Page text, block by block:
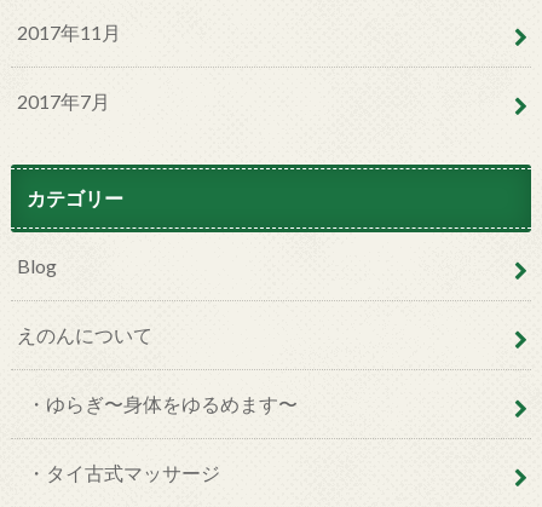
2017年11月
2017年7月
カテゴリー
Blog
えのんについて
・ゆらぎ〜身体をゆるめます〜
・タイ古式マッサージ